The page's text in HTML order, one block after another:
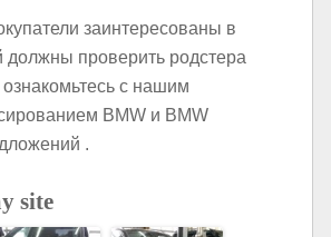
заинтересованы в
должны проверить родстера
с нашим
BMW и BMW
.
site